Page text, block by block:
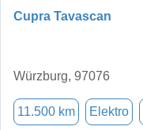
Cupra Tavascan
Würzburg, 97076
11.500 km Elektro